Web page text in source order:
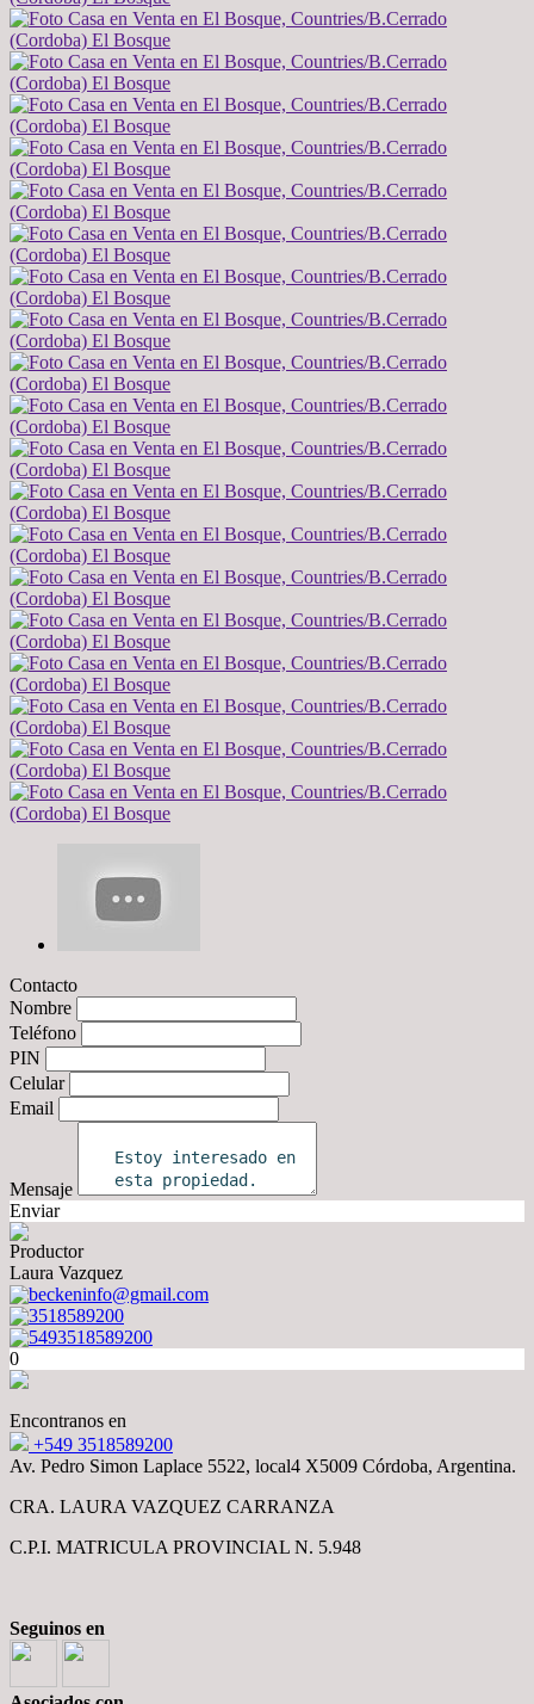
Contacto
Nombre
Teléfono
PIN
Celular
Email
Mensaje
Enviar
Productor
Laura Vazquez
beckeninfo@gmail.com
3518589200
5493518589200
0
Encontranos en
+549 3518589200
Av. Pedro Simon Laplace 5522, local4 X5009 Córdoba, Argentina.
CRA. LAURA VAZQUEZ CARRANZA
C.P.I. MATRICULA PROVINCIAL N. 5.948
Seguinos en